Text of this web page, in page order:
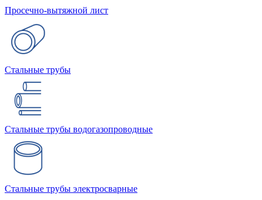
Просечно-вытяжной лист
Стальные трубы
Стальные трубы водогазопроводные
Стальные трубы электросварные